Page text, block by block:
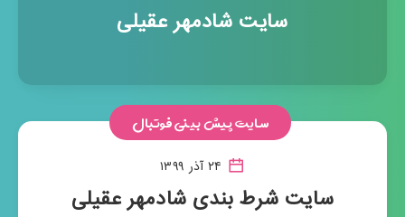
سایت شادمهر عقیلی
سایت پیش بینی فوتبال
سایت شرط بندی شادمهر عقیلی